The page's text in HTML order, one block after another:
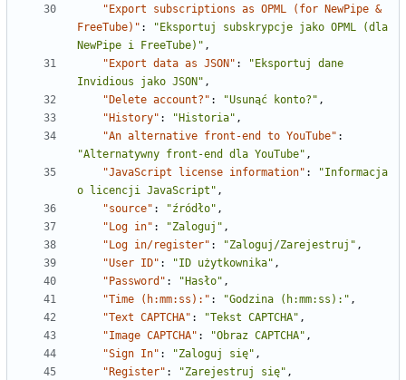
"Export subscriptions as OPML (for NewPipe &
FreeTube)" :
"Eksportuj subskrypcje jako OPML (dla
NewPipe i FreeTube)" ,
"Export data as JSON" :
"Eksportuj dane
Invidious jako JSON" ,
"Delete account?" : "Usunąć konto?" ,
"History" : "Historia" ,
"An alternative front-end to YouTube" :
"Alternatywny front-end dla YouTube" ,
"JavaScript license information" :
"Informacja
o licencji JavaScript" ,
"source" : "źródło" ,
"Log in" : "Zaloguj" ,
"Log in/register" : "Zaloguj/Zarejestruj" ,
"User ID" : "ID użytkownika" ,
"Password" : "Hasło" ,
"Time (h:mm:ss):" : "Godzina (h:mm:ss):" ,
"Text CAPTCHA" : "Tekst CAPTCHA" ,
"Image CAPTCHA" : "Obraz CAPTCHA" ,
"Sign In" : "Zaloguj się" ,
"Register" : "Zarejestruj się" ,